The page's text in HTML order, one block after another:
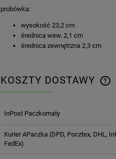
probówka:
wysokość 23,2 cm
średnica wew. 2,1 cm
średnica zewnętrzna 2,3 cm
KOSZTY DOSTAWY
InPost Paczkomaty
Kurier APaczka(DPD, Pocztex, DHL,
FedEx)